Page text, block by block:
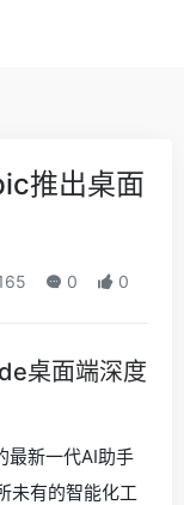
推出桌面
0 0
桌面端深度
新一代AI助手
未有的智能化工